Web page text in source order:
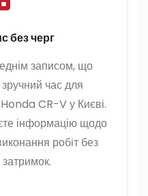
без черг
записом, що
час для
CR-V у Києві.
інформацію щодо
робіт без